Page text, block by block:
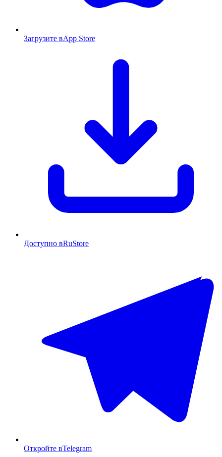
Загрузите вApp Store
Доступно вRuStore
Откройте вTelegram